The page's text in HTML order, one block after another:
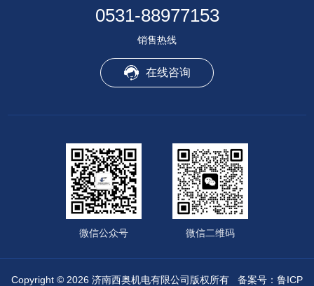
0531-88977153
销售热线
在线咨询
微信公众号 微信二维码
Copyright © 2026 济南西奥机电有限公司版权所有 备案号：鲁ICP